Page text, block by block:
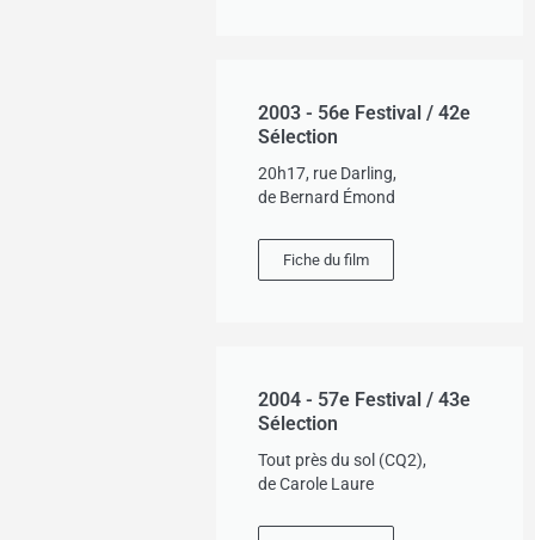
2003 - 56e Festival / 42e
Sélection
20h17, rue Darling,
de Bernard Émond
Fiche du film
2004 - 57e Festival / 43e
Sélection
Tout près du sol (CQ2),
de Carole Laure